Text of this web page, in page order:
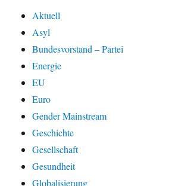
Aktuell
Asyl
Bundesvorstand – Partei
Energie
EU
Euro
Gender Mainstream
Geschichte
Gesellschaft
Gesundheit
Globalisierung